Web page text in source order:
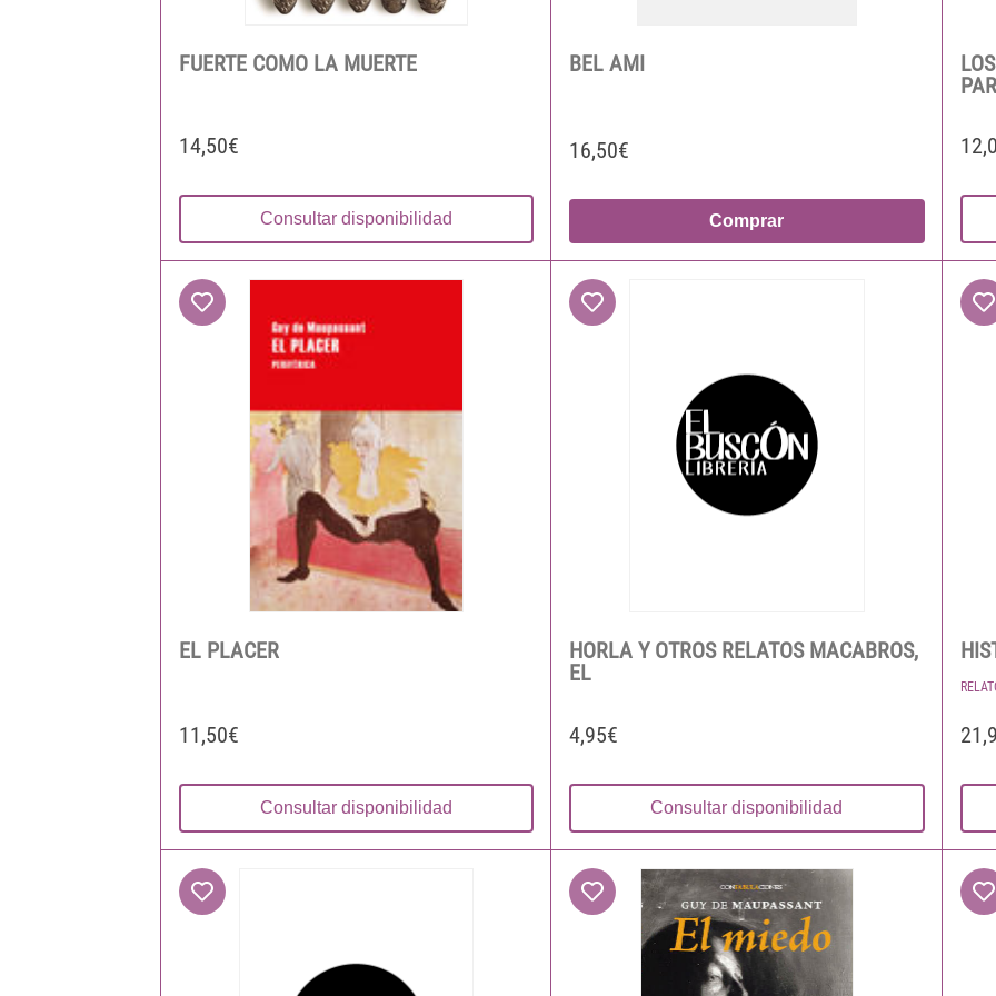
FUERTE COMO LA MUERTE
14,50€
Consultar disponibilidad
BEL AMI
16,50€
Comprar
EL PLACER
11,50€
Consultar disponibilidad
HORLA Y OTROS RELATOS MACABROS,
EL
4,95€
Consultar disponibilidad